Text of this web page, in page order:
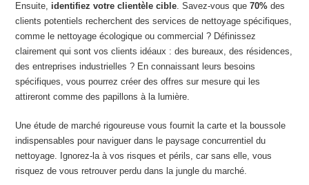
Ensuite, identifiez votre clientèle cible. Savez-vous que70% des
clients potentiels recherchent des services de nettoyage spécifiques,
comme le nettoyage écologique ou commercial ? Définissez
clairement qui sont vos clients idéaux : des bureaux, des résidences,
des entreprises industrielles ? En connaissant leurs besoins
spécifiques, vous pourrez créer des offres sur mesure qui les
attireront comme des papillons à la lumière.
Une étude de marché rigoureuse vous fournit la carte et la boussole
indispensables pour naviguer dans le paysage concurrentiel du
nettoyage. Ignorez-la à vos risques et périls, car sans elle, vous
risquez de vous retrouver perdu dans la jungle du marché.